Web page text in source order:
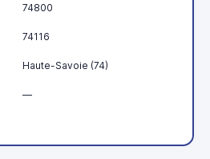
74800
74116
Haute-Savoie (74)
—